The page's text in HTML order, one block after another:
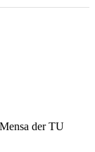
der TU